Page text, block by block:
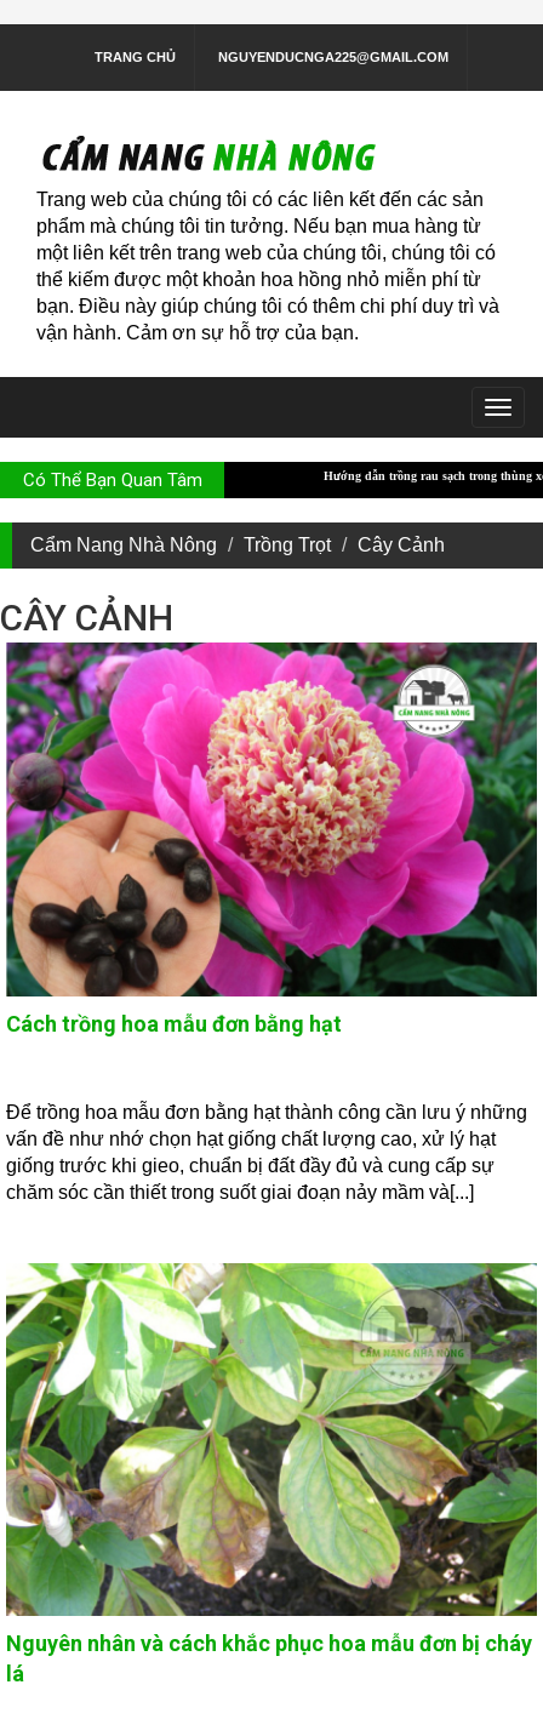
TRANG CHỦ NGUYENDUCNGA225@GMAIL.COM
Trang web của chúng tôi có các liên kết đến các sản
phẩm mà chúng tôi tin tưởng. Nếu bạn mua hàng từ
một liên kết trên trang web của chúng tôi, chúng tôi có
thể kiếm được một khoản hoa hồng nhỏ miễn phí từ
bạn. Điều này giúp chúng tôi có thêm chi phí duy trì và
vận hành. Cảm ơn sự hỗ trợ của bạn.
Có Thể Bạn Quan TâmHướng dẫn trồng rau sạch trong thùng xốp Hướng dẫn trồng
Cẩm Nang Nhà Nông Trồng Trọt Cây Cảnh
CÂY CẢNH
Cách trồng hoa mẫu đơn bằng hạt
Để trồng hoa mẫu đơn bằng hạt thành công cần lưu ý những
vấn đề như nhớ chọn hạt giống chất lượng cao, xử lý hạt
giống trước khi gieo, chuẩn bị đất đầy đủ và cung cấp sự
chăm sóc cần thiết trong suốt giai đoạn nảy mầm và[...]
Nguyên nhân và cách khắc phục hoa mẫu đơn bị cháy
lá